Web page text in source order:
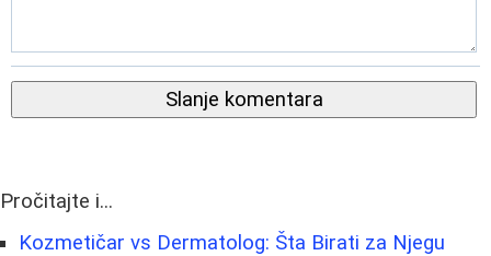
Slanje komentara
Pročitajte i...
Kozmetičar vs Dermatolog: Šta Birati za Njegu